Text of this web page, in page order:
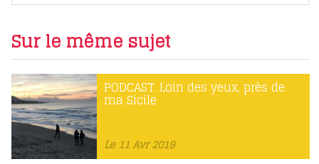
Sur le même sujet
PODCAST. Loin des yeux, près de
ma Sicile
Le 11 Avr 2019